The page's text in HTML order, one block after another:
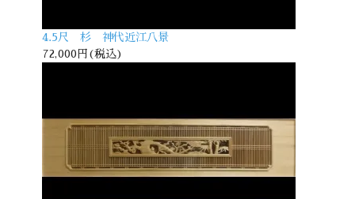
4.5尺 杉 神代近江八景
72,000円(税込)